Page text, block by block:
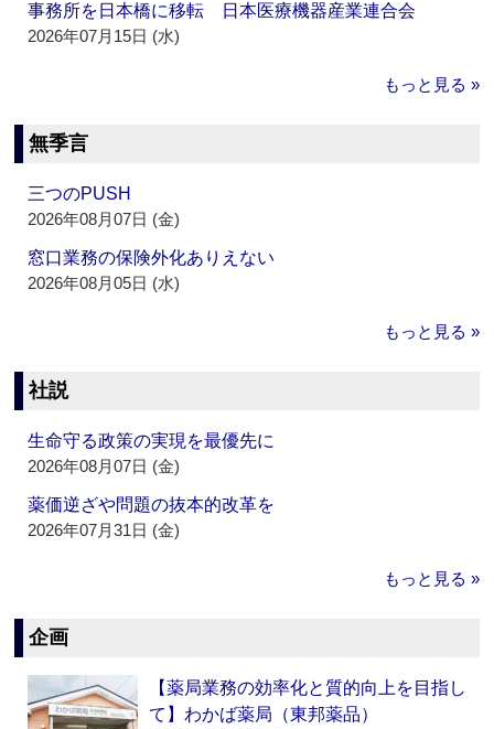
事務所を日本橋に移転 日本医療機器産業連合会
2026年07月15日 (水)
もっと見る »
無季言
三つのPUSH
2026年08月07日 (金)
窓口業務の保険外化ありえない
2026年08月05日 (水)
もっと見る »
社説
生命守る政策の実現を最優先に
2026年08月07日 (金)
薬価逆ざや問題の抜本的改革を
2026年07月31日 (金)
もっと見る »
企画
【薬局業務の効率化と質的向上を目指し
て】わかば薬局（東邦薬品）